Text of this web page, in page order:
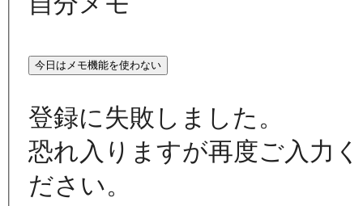
今日はメモ機能を使わない
登録に失敗しました。
恐れ入りますが再度ご入力く
ださい。